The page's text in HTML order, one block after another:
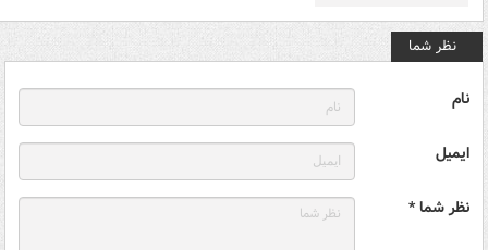
نظر شما
نام
ایمیل
نظر شما *